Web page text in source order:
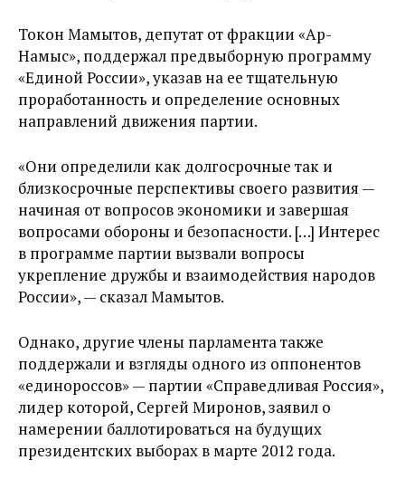
Токон Мамытов, депутат от фракции «Ар-
Намыс», поддержал предвыборную программу
«Единой России», указав на ее тщательную
проработанность и определение основных
направлений движения партии.
«Они определили как долгосрочные так и
близкосрочные перспективы своего развития —
начиная от вопросов экономики и завершая
вопросами обороны и безопасности. […] Интерес
в программе партии вызвали вопросы
укрепление дружбы и взаимодействия народов
России», — сказал Мамытов.
Однако, другие члены парламента также
поддержали и взгляды одного из оппонентов
«единороссов» — партии «Справедливая Россия»,
лидер которой, Сергей Миронов, заявил о
намерении баллотироваться на будущих
президентских выборах в марте 2012 года.